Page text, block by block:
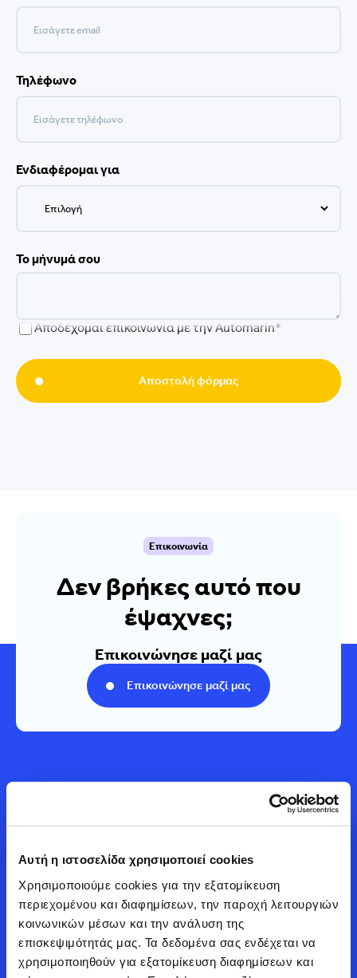
Αυτή η ιστοσελίδα χρησιμοποιεί cookies
Χρησιμοποιούμε cookies για την εξατομίκευση
περιεχομένου και διαφημίσεων, την παροχή λειτουργιών
κοινωνικών μέσων και την ανάλυση της
επισκεψιμότητάς μας. Τα δεδομένα σας ενδέχεται να
χρησιμοποιηθούν για εξατομίκευση διαφημίσεων και
Τηλέφωνο
Ενδιαφέρομαι για
Το μήνυμά σου
Αποδέχομαι επικοινωνία με την Automarin*
Αποστολή φόρμας
Επικοινωνία
Δεν βρήκες αυτό που
έψαχνες;
Επικοινώνησε μαζί μας
Επικοινώνησε μαζί μας
Automarin
23ο χλμ. Αθηνών - Λαμίας, Χελμού 62, Άγιος Στέφανος
(GigaStore) - 210 6219600